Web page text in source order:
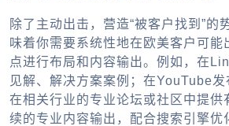
除了主动出击，营造“被客户找到”的
味着你需要系统性地在欧美客户可能
点进行布局和内容输出。例如，在
见解、解决方案案例；在YouTube发
在相关行业的专业论坛或社区中提供
续的专业内容输出，配合搜索引擎优